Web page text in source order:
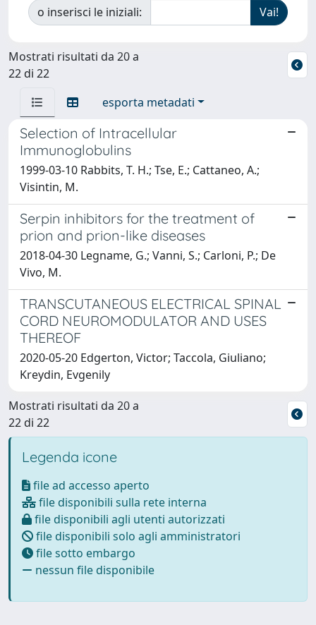
o inserisci le iniziali:
Mostrati risultati da 20 a
22 di 22
esporta metadati
Selection of Intracellular
Immunoglobulins
1999-03-10 Rabbits, T. H.; Tse, E.; Cattaneo, A.;
Visintin, M.
Serpin inhibitors for the treatment of
prion and prion-like diseases
2018-04-30 Legname, G.; Vanni, S.; Carloni, P.; De
Vivo, M.
TRANSCUTANEOUS ELECTRICAL SPINAL
CORD NEUROMODULATOR AND USES
THEREOF
2020-05-20 Edgerton, Victor; Taccola, Giuliano;
Kreydin, Evgenily
Mostrati risultati da 20 a
22 di 22
Legenda icone
file ad accesso aperto
file disponibili sulla rete interna
file disponibili agli utenti autorizzati
file disponibili solo agli amministratori
file sotto embargo
nessun file disponibile